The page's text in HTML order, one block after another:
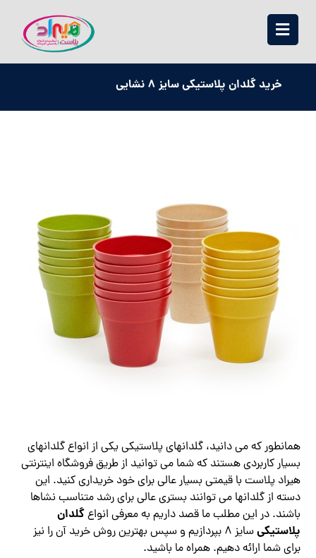
خرید گلدان پلاستیکی سایز 8 نشایی
همانطور که می دانید، گلدانهای پلاستیکی یکی از انواع گلدانهای
بسیار کاربردی هستند که شما می توانید از طریق فروشگاه اینترنتی
هیراد پلاست با قیمتی بسیار عالی برای خود خریداری کنید. این
دسته از گلدانها می توانند بستری عالی برای رشد متناسب نشاها
باشند. در این مطلب ما قصد داریم به معرفی انواعگلدان
پلاستیکی
سایز 8 بپردازیم و سپس بهترین روش خرید آن را نیز
برای شما ارائه دهیم. همراه ما باشید.